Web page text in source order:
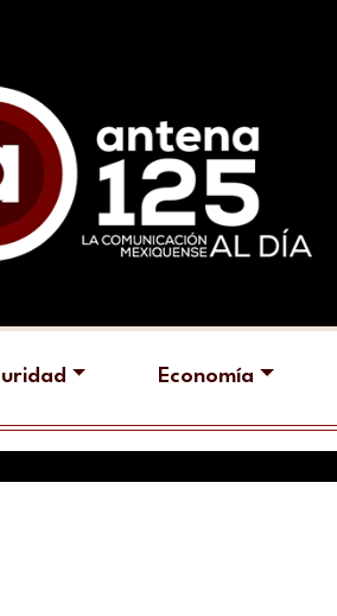
Economía